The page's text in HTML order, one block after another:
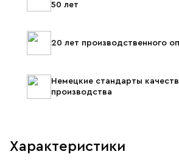
50 лет
20 лет производственного
Немецкие стандарты
производства
Характеристики